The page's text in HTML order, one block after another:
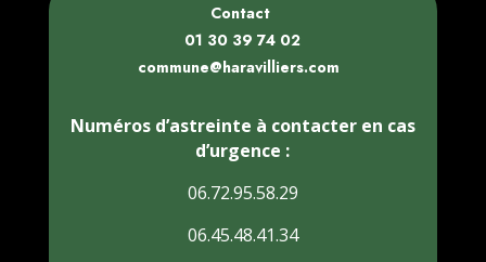
Contact
01 30 39 74 02
commune@haravilliers.com
Numéros d’astreinte à contacter en cas
d’urgence :
06.72.95.58.29
06.45.48.41.34